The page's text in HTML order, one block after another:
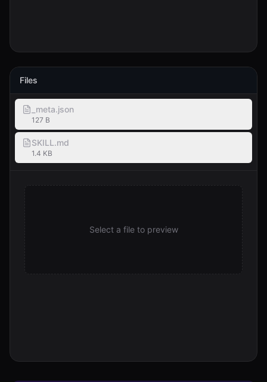
Files
_meta.json
127 B
SKILL.md
1.4 KB
Select a file to preview